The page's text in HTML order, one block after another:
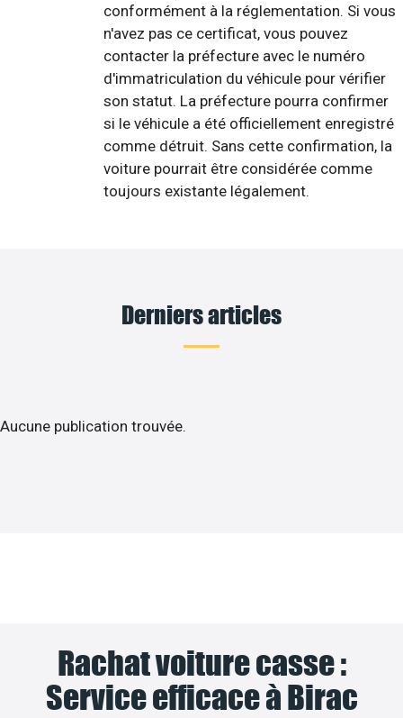
conformément à la réglementation. Si vous
n'avez pas ce certificat, vous pouvez
contacter la préfecture avec le numéro
d'immatriculation du véhicule pour vérifier
son statut. La préfecture pourra confirmer
si le véhicule a été officiellement enregistré
comme détruit. Sans cette confirmation, la
voiture pourrait être considérée comme
toujours existante légalement.
Derniers articles
Aucune publication trouvée.
Rachat voiture casse :
Service efficace à Birac